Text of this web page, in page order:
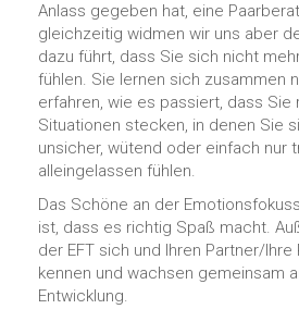
Anlass gegeben hat, eine
gleichzeitig widmen wir uns aber
dazu führt, dass Sie sich nicht
fühlen. Sie lernen sich zusammen
erfahren, wie es passiert, dass Sie
Situationen stecken, in denen Sie
unsicher, wütend oder einfach nur
alleingelassen fühlen.
Das Schöne an der
ist, dass es richtig Spaß macht.
der EFT sich und Ihren Partner/Ihre
kennen und wachsen gemeinsam
Entwicklung.